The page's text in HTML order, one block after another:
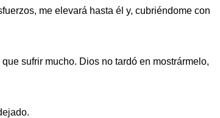
me elevará hasta él y, cubriéndome con
sufrir mucho. Dios no tardó en mostrármelo,